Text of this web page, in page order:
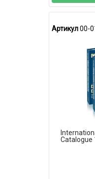
Артикул00-
Catalogue